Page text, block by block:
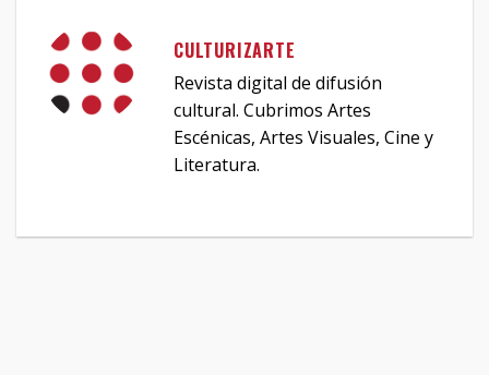
CULTURIZARTE
Revista digital de difusión
cultural. Cubrimos Artes
Escénicas, Artes Visuales, Cine y
Literatura.